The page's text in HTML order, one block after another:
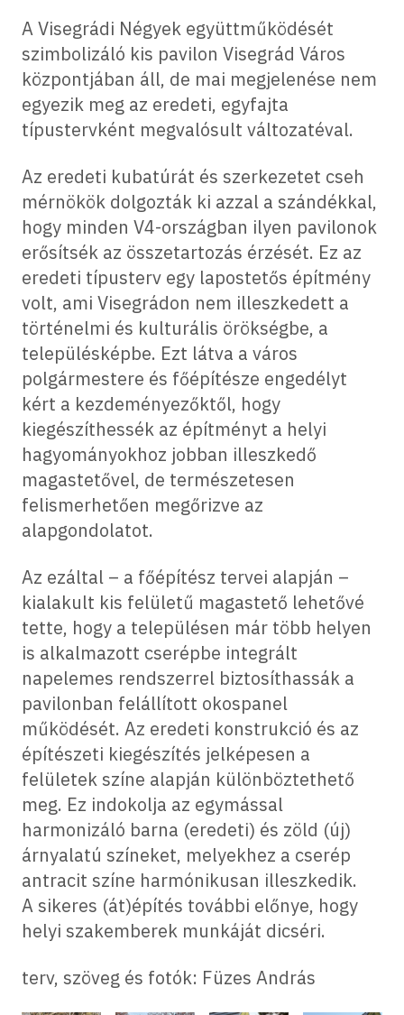
A Visegrádi Négyek együttműködését
szimbolizáló kis pavilon Visegrád Város
központjában áll, de mai megjelenése nem
egyezik meg az eredeti, egyfajta
típustervként megvalósult változatéval.
Az eredeti kubatúrát és szerkezetet cseh
mérnökök dolgozták ki azzal a szándékkal,
hogy minden V4-országban ilyen pavilonok
erősítsék az összetartozás érzését. Ez az
eredeti típusterv egy lapostetős építmény
volt, ami Visegrádon nem illeszkedett a
történelmi és kulturális örökségbe, a
településképbe. Ezt látva a város
polgármestere és főépítésze engedélyt
kért a kezdeményezőktől, hogy
kiegészíthessék az építményt a helyi
hagyományokhoz jobban illeszkedő
magastetővel, de természetesen
felismerhetően megőrizve az
alapgondolatot.
Az ezáltal – a főépítész tervei alapján –
kialakult kis felületű magastető lehetővé
tette, hogy a településen már több helyen
is alkalmazott cserépbe integrált
napelemes rendszerrel biztosíthassák a
pavilonban felállított okospanel
működését. Az eredeti konstrukció és az
építészeti kiegészítés jelképesen a
felületek színe alapján különböztethető
meg. Ez indokolja az egymással
harmonizáló barna (eredeti) és zöld (új)
árnyalatú színeket, melyekhez a cserép
antracit színe harmónikusan illeszkedik.
A sikeres (át)építés további előnye, hogy
helyi szakemberek munkáját dicséri.
terv, szöveg és fotók: Füzes András